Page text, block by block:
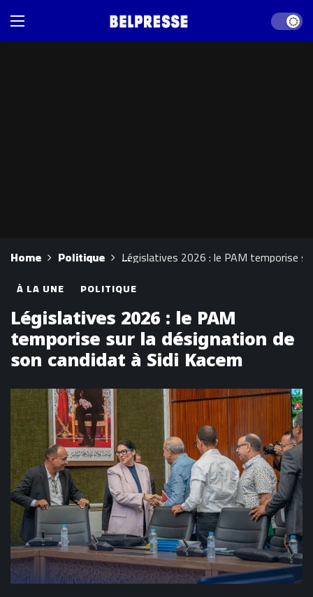
Dark
Home Politique Législatives 2026 : le PAM temporise
À LA UNE POLITIQUE
Législatives 2026 : le PAM
temporise sur la désignation de
son candidat à Sidi Kacem